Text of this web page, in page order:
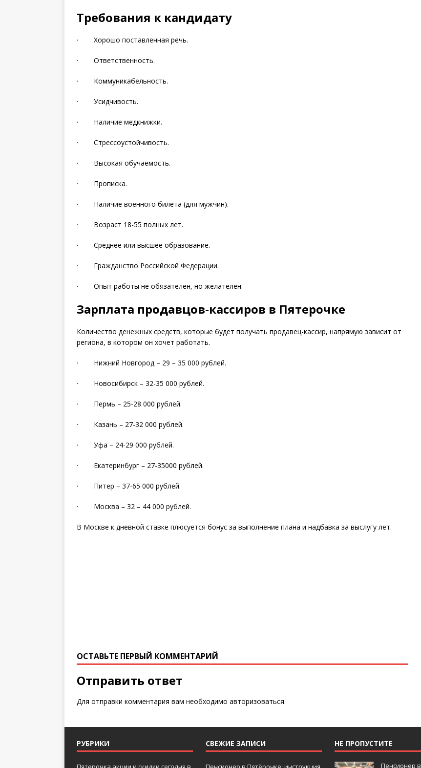
Требования к кандидату
· Хорошо поставленная речь.
· Ответственность.
· Коммуникабельность.
· Усидчивость.
· Наличие медкнижки.
· Стрессоустойчивость.
· Высокая обучаемость.
· Прописка.
· Наличие военного билета (для мужчин).
· Возраст 18-55 полных лет.
· Среднее или высшее образование.
· Гражданство Российской Федерации.
· Опыт работы не обязателен, но желателен.
Зарплата продавцов-кассиров в Пятерочке
Количество денежных средств, которые будет получать продавец-кассир, напрямую зависит от
региона, в котором он хочет работать.
· Нижний Новгород – 29 – 35 000 рублей.
· Новосибирск – 32-35 000 рублей.
· Пермь – 25-28 000 рублей.
· Казань – 27-32 000 рублей.
· Уфа – 24-29 000 рублей.
· Екатеринбург – 27-35000 рублей.
· Питер – 37-65 000 рублей.
· Москва – 32 – 44 000 рублей.
В Москве к дневной ставке плюсуется бонус за выполнение плана и надбавка за выслугу лет.
ОСТАВЬТЕ ПЕРВЫЙ КОММЕНТАРИЙ
Отправить ответ
Для отправки комментария вам необходимо авторизоваться.
РУБРИКИ СВЕЖИЕ ЗАПИСИ НЕ ПРОПУСТИТЕ
Пенсионер в